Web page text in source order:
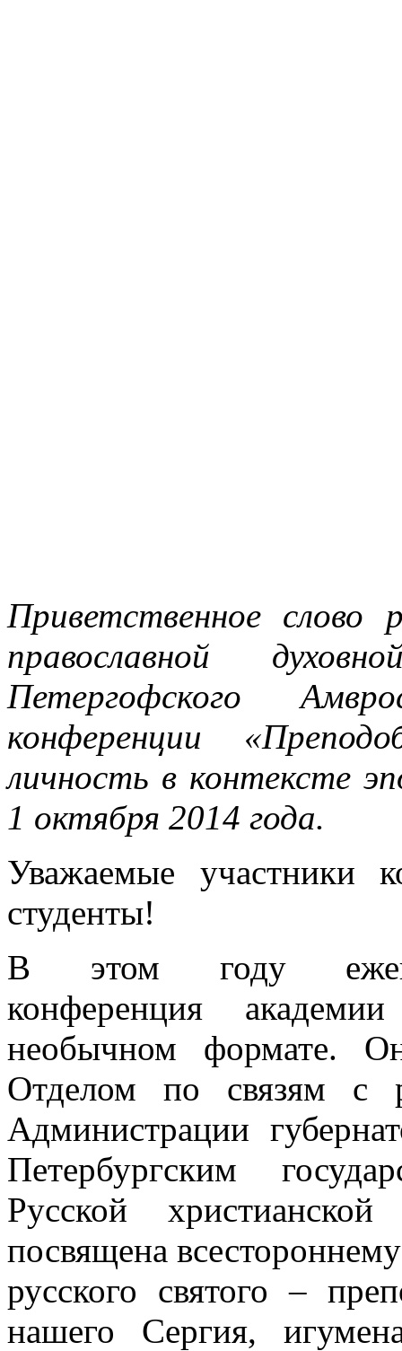
Приветственное слово
православной
Петергофского
конференции
личность в контексте
1 октября 2014 года.
Уважаемые участники
студенты!
В этом году
конференция
необычном формате.
Отделом по связям с
Администрации
Петербургским
Русской
посвящена
русского святого –
нашего Сергия,